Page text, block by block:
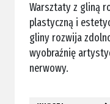
Warsztaty z gliną
plastyczną i
gliny rozwija
wyobraźnię
nerwowy.